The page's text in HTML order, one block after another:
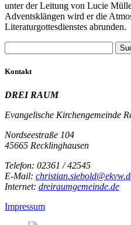
unter der Leitung von Lucie
Adventsklängen wird er die
Literaturgottesdienstes abrunden.
Kontakt
DREI RAUM
Evangelische Kirchengemeinde
Nordseestraße 104
45665 Recklinghausen
Telefon: 02361 / 42545
E-Mail:
Internet: dreiraumgemeinde.de
Impressum